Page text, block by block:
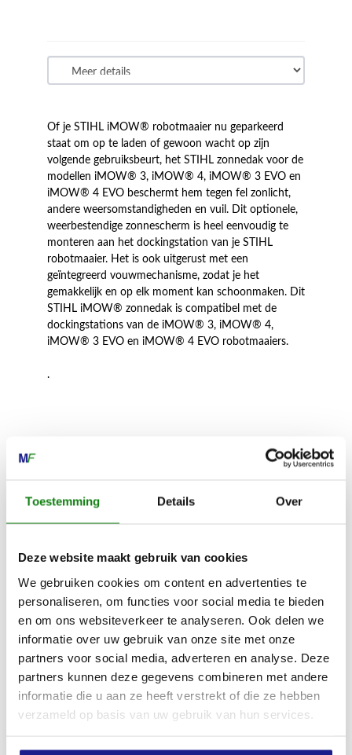
Toestemming Details Over
Deze website maakt gebruik van cookies
We gebruiken cookies om content en advertenties te
personaliseren, om functies voor social media te bieden
en om ons websiteverkeer te analyseren. Ook delen we
informatie over uw gebruik van onze site met onze
partners voor social media, adverteren en analyse. Deze
partners kunnen deze gegevens combineren met andere
informatie die u aan ze heeft verstrekt of die ze hebben
verzameld op basis van uw gebruik van hun services.
Of je STIHL iMOW® robotmaaier nu geparkeerd
staat om op te laden of gewoon wacht op zijn
volgende gebruiksbeurt, het STIHL zonnedak voor de
modellen iMOW® 3, iMOW® 4, iMOW® 3 EVO en
iMOW® 4 EVO beschermt hem tegen fel zonlicht,
andere weersomstandigheden en vuil. Dit optionele,
weerbestendige zonnescherm is heel eenvoudig te
monteren aan het dockingstation van je STIHL
robotmaaier. Het is ook uitgerust met een
geïntegreerd vouwmechanisme, zodat je het
gemakkelijk en op elk moment kan schoonmaken. Dit
STIHL iMOW® zonnedak is compatibel met de
dockingstations van de iMOW® 3, iMOW® 4,
iMOW® 3 EVO en iMOW® 4 EVO robotmaaiers.
.
MECHANISATIE FRANEKER
Kiehoek 26
8801 RD Franeker
0517-396800
info@mechanisatiefraneker.nl
Bij storing: 06-83139573